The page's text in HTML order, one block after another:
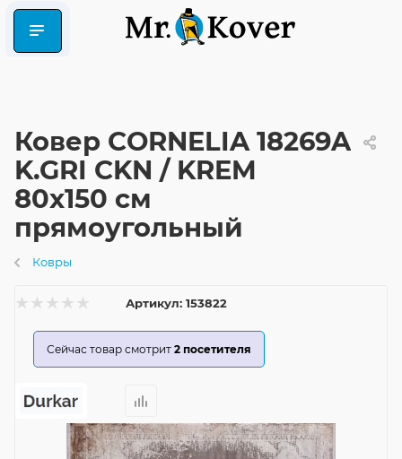
Ковер CORNELIA 18269A
K.GRI CKN / KREM
80x150 см
прямоугольный
Ковры
Артикул: 153822
Сейчас товар смотрит 2 посетителя